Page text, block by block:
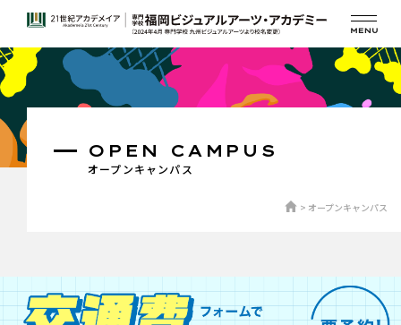
オープンキャンパス
OPEN CAMPUS
オープンキャンパス